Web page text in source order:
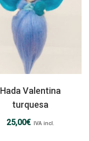
Hada Valentina
turquesa
25,00€ IVA incl.